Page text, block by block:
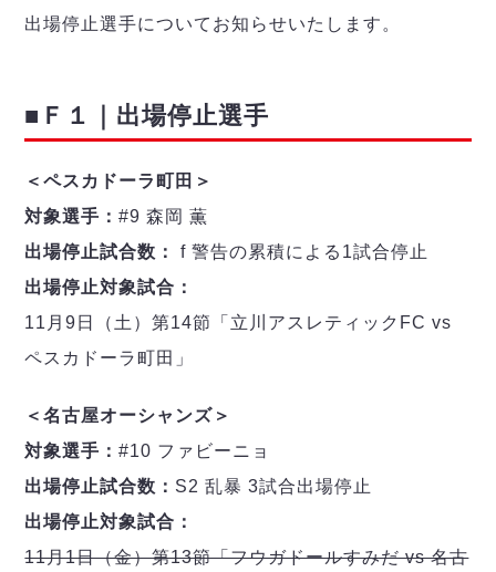
試合日程・結果
大会概要
チケット情報
過去の記録
アグレミーナ浜松
ミラクルスマイル新居浜
エスポラーダ北海道
バルドラール浦安
フウガドールすみだ
しながわシティ
立川アスレティックFC
ペスカドーラ町田
湘南ベルマーレ
ボアルース長野
名古屋オーシャンズ
ボルクバレット北九州
バサジィ大分
選手の通算記録（Ｆ２）
ヴォスクオーレ仙台
出場停止選手についてお知らせいたします。
■Ｆ１｜出場停止選手
＜ペスカドーラ町田＞
対象選手：#9 森岡 薫
出場停止試合数：f 警告の累積による1試合停止
出場停止対象試合：
11月9日（土）第14節「立川アスレティックFC vs
ペスカドーラ町田」
＜名古屋オーシャンズ＞
対象選手：#10 ファビーニョ
出場停止試合数： S2 乱暴 3試合出場停止
出場停止対象試合：
11月1日（金）第13節「フウガドールすみだ vs 名古